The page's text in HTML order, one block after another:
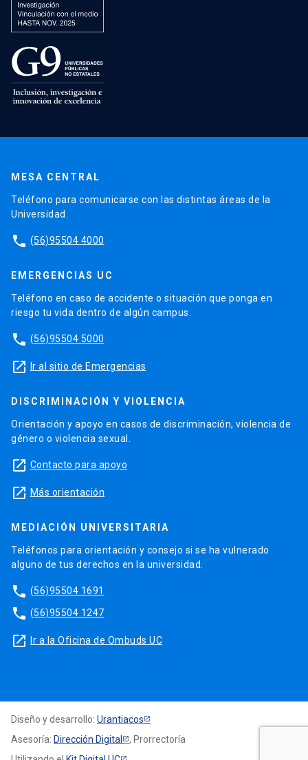
MESA CENTRAL
Teléfono para comunicarse con las distintas áreas de la
Universidad.
phone (56)95504 4000
EMERGENCIAS UC
Teléfono en caso de accidente o situación que ponga en
riesgo tu vida dentro de algún campus.
phone (56)95504 5000
launch Ir al sitio de Emergencias
DISCRIMINACIÓN Y VIOLENCIA
Orientación y apoyo en casos de discriminación, violencia de
género o violencia sexual.
launch Contacto para apoyo
launch Más orientación
MEDIACIÓN UNIVERSITARIA
Teléfonos para orientación y consejo si se ha vulnerado
alguno de tus derechos en la universidad.
phone (56)95504 1691
phone (56)95504 1247
launch Ir a la Oficina de Ombuds UC
Diseño y desarrollo: Urantiacos
Asesoría: Dirección Digital
, Prorrectoría